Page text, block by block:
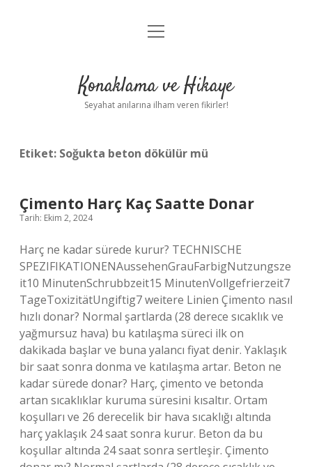
Anasayfa
Yasal Uyarı
menüyü
Konaklama ve Hikaye
Seyahat anılarına ilham veren fikirler!
Etiket: Soğukta beton dökülür mü
Çimento Harç Kaç Saatte Donar
Tarih: Ekim 2, 2024
Harç ne kadar sürede kurur? TECHNISCHE
SPEZIFIKATIONENAussehenGrauFarbigNutzungsze
it10 MinutenSchrubbzeit15 MinutenVollgefrierzeit7
TageToxizitätUngiftig7 weitere Linien Çimento nasıl
hızlı donar? Normal şartlarda (28 derece sıcaklık ve
yağmursuz hava) bu katılaşma süreci ilk on
dakikada başlar ve buna yalancı fiyat denir. Yaklaşık
bir saat sonra donma ve katılaşma artar. Beton ne
kadar sürede donar? Harç, çimento ve betonda
artan sıcaklıklar kuruma süresini kısaltır. Ortam
koşulları ve 26 derecelik bir hava sıcaklığı altında
harç yaklaşık 24 saat sonra kurur. Beton da bu
koşullar altında 24 saat sonra sertleşir. Çimento